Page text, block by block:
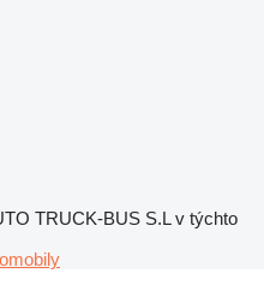
TRUCK-BUS S.L v týchto